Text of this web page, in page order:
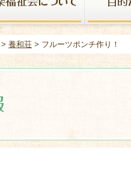
> 養和荘 > フルーツポンチ作り！